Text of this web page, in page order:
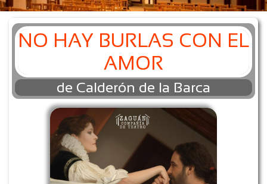
NO HAY BURLAS CON EL
AMOR
de Calderón de la Barca